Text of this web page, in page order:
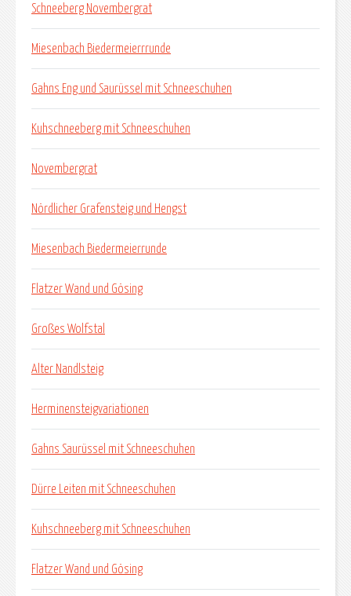
Schneeberg Novembergrat
Miesenbach Biedermeierrrunde
Gahns Eng und Saurüssel mit Schneeschuhen
Kuhschneeberg mit Schneeschuhen
Novembergrat
Nördlicher Grafensteig und Hengst
Miesenbach Biedermeierrunde
Flatzer Wand und Gösing
Großes Wolfstal
Alter Nandlsteig
Herminensteigvariationen
Gahns Saurüssel mit Schneeschuhen
Dürre Leiten mit Schneeschuhen
Kuhschneeberg mit Schneeschuhen
Flatzer Wand und Gösing